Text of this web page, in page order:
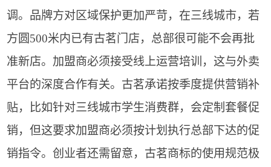
调。品牌方对区域保护更加严苛，在三线城市，若
方圆500米内已有古茗门店，总部很可能不会再批
准新店。加盟商必须接受线上运营培训，这与外卖
平台的深度合作有关。古茗承诺按季度提供营销补
贴，比如针对三线城市学生消费群，会定制套餐促
销，但这要求加盟商必须按计划执行总部下达的促
销指令。创业者还需留意，古茗商标的使用规范极